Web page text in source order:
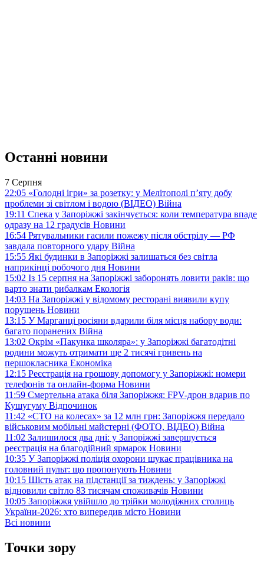
Останні новини
7 Серпня
22:05 «Голодні ігри» за розетку: у Мелітополі п’яту добу
проблеми зі світлом і водою (ВІДЕО) Війна
19:11 Спека у Запоріжжі закінчується: коли температура впаде
одразу на 12 градусів Новини
16:54 Рятувальники гасили пожежу після обстрілу — РФ
завдала повторного удару Війна
15:55 Які будинки в Запоріжжі залишаться без світла
наприкінці робочого дня Новини
15:02 Із 15 серпня на Запоріжжі заборонять ловити раків: що
варто знати рибалкам Екологія
14:03 На Запоріжжі у відомому ресторані виявили купу
порушень Новини
13:15 У Марганці росіяни вдарили біля місця набору води:
багато поранених Війна
13:02 Окрім «Пакунка школяра»: у Запоріжжі багатодітні
родини можуть отримати ще 2 тисячі гривень на
першокласника Економіка
12:15 Реєстрація на грошову допомогу у Запоріжжі: номери
телефонів та онлайн-форма Новини
11:59 Смертельна атака біля Запоріжжя: FPV-дрон вдарив по
Кушугуму Відпочинок
11:42 «СТО на колесах» за 12 млн грн: Запоріжжя передало
військовим мобільні майстерні (ФОТО, ВІДЕО) Війна
11:02 Залишилося два дні: у Запоріжжі завершується
реєстрація на благодійний ярмарок Новини
10:35 У Запоріжжі поліція охорони шукає працівника на
головний пульт: що пропонують Новини
10:15 Шість атак на підстанції за тиждень: у Запоріжжі
відновили світло 83 тисячам споживачів Новини
10:05 Запоріжжя увійшло до трійки молодіжних столиць
України-2026: хто випередив місто Новини
Всі новини
Точки зору